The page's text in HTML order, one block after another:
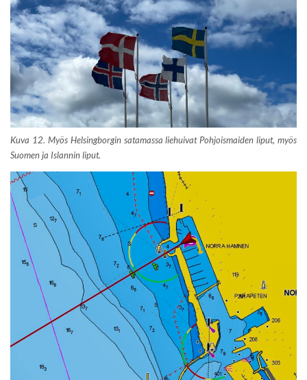
Kuva 12. Myös Helsingborgin satamassa liehuivat Pohjoismaiden liput, myös
Suomen ja Islannin liput.